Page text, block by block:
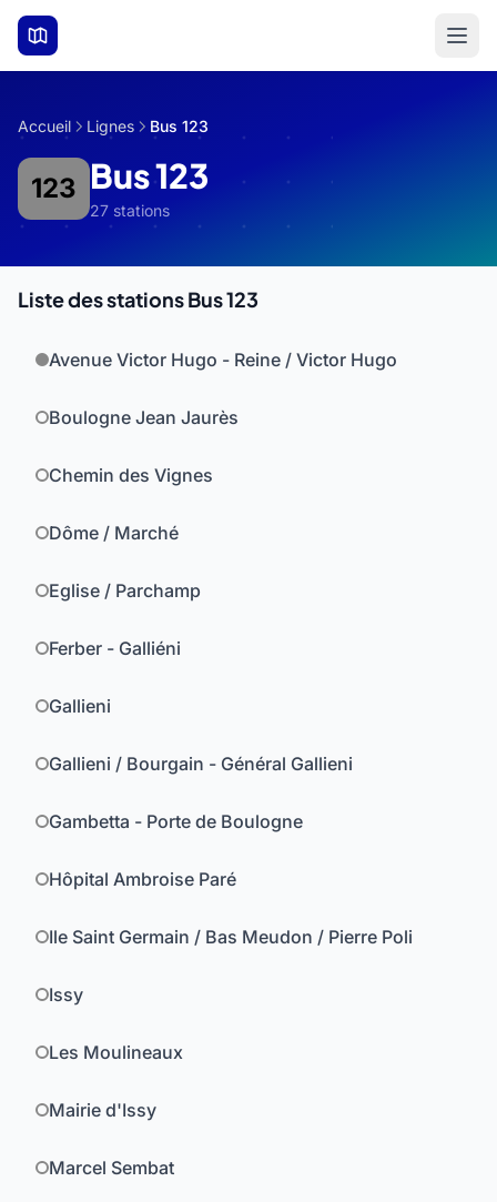
Aller au contenu principal
Accueil Lignes Bus 123
123 Bus 123
27 stations
Liste des stations Bus 123
Avenue Victor Hugo - Reine / Victor Hugo
Boulogne Jean Jaurès
Chemin des Vignes
Dôme / Marché
Eglise / Parchamp
Ferber - Galliéni
Gallieni
Gallieni / Bourgain - Général Gallieni
Gambetta - Porte de Boulogne
Hôpital Ambroise Paré
Ile Saint Germain / Bas Meudon / Pierre Poli
Issy
Les Moulineaux
Mairie d'Issy
Marcel Sembat